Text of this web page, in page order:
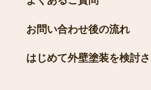
お問い合わせ後の流れ
はじめて外壁塗装を検討